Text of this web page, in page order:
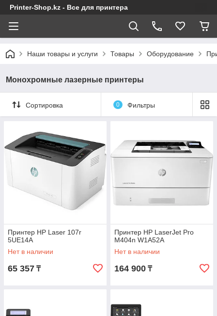
Printer-Shop.kz - Все для принтера
Наши товары и услуги Товары Оборудование
Монохромные лазерные принтеры
Сортировка 0 Фильтры
Принтер HP Laser 107r
5UE14A
Нет в наличии
65 357 ₸
Принтер HP LaserJet Pro
M404n W1A52A
Нет в наличии
164 900 ₸